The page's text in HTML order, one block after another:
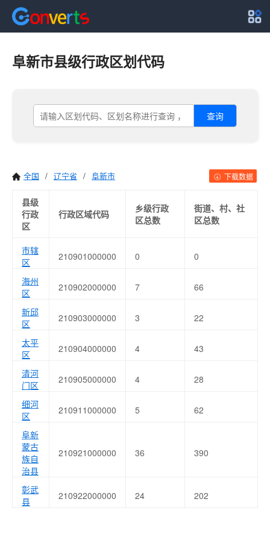
阜新市县级行政区划代码
查询
全国 / 辽宁省 / 阜新市 下载数据
县级
行政
区
行政区域代码
乡级行政
区总数
街道、村、社
区总数
市辖
区
210901000000 0 0
海州
区
210902000000 7 66
新邱
区
210903000000 3 22
太平
区
210904000000 4 43
清河
门区
210905000000 4 28
细河
区
210911000000 5 62
阜新
蒙古
族自
治县
210921000000 36 390
彰武
县
210922000000 24 202